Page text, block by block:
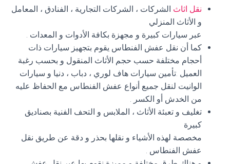
نقل اثاث الشركات ، الشركات التجارية ، الفنادق ، المعامل
و الأثاث المنزلي
عبر سيارات كبيرة و مجهزة بكافة الأدوات و المعدات .
كما أن نقل عفش الفنطاس يقوم بتجهيز سيارات ذات
أحجام مختلفة حسب حجم الأثاث المنقول و بحسب رغبة
العميل .تأمين سيارات هاف لوري ، دباب ، دنيا و سيارات
الوانيت لنقل جميع أنواع عفش الفنطاس مع الحفاظ عليه
من الخدش أو الكسر .
تغليف و تعبئة الأثاث ، الملابس و التحف الفنية بصناديق
كبيرة
مخصصة لهذه الأشياء و نقلها بحذر و دقة عن طريق نقل
عفش الفنطاس .